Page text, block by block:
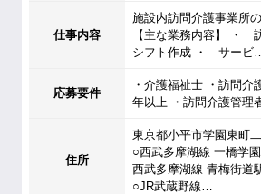
仕事内容
施設内訪問介護事業所
【主な業務内容】 ・
シフト作成 ・ サービ…
応募要件
・介護福祉士 ・訪問介
年以上 ・訪問介護管理
住所
東京都小平市学園東町
○西武多摩湖線 一橋学
西武多摩湖線 青梅街道
○JR武蔵野線…